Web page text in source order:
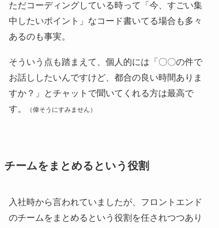
ただコーディングしている時って「今、すごい集
中したいポイント」なコード書いてる場合も多々
あるのも事実。
そういう点も踏まえて、個人的には「〇〇の件で
お話ししたいんですけど、都合の良い時間ありま
すか？」とチャットで聞いてくれる方は最高で
す。
（偉そうにすみません）
チームをまとめるという役割
入社時から言われていましたが、フロントエンド
のチームをまとめるという役割を任されつつあり